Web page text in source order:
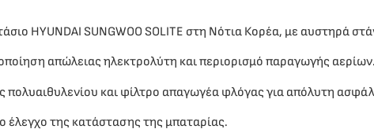
HYUNDAI SUNGWOO SOLITE στη Νότια Κορέα, με αυστηρά
απώλειας ηλεκτρολύτη και περιορισμό παραγωγής αερίων.
πολυαιθυλενίου και φίλτρο απαγωγέα φλόγας για απόλυτη
έλεγχο της κατάστασης της μπαταρίας.